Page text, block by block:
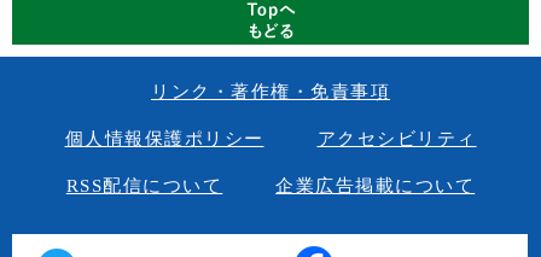
リンク・著作権・免責事項
個人情報保護ポリシー アクセシビリティ
RSS配信について 企業広告掲載について